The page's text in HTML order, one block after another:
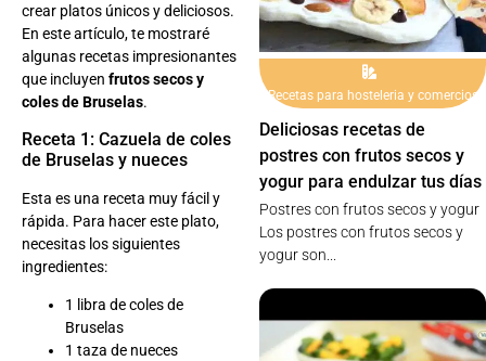
crear platos únicos y deliciosos.
En este artículo, te mostraré
algunas recetas impresionantes
que incluyen frutos secos y
coles de Bruselas.
Receta 1: Cazuela de coles
de Bruselas y nueces
Esta es una receta muy fácil y
rápida. Para hacer este plato,
necesitas los siguientes
ingredientes:
1 libra de coles de
Bruselas
1 taza de nueces
Recetas para hosteleria y comercios
Deliciosas recetas de
postres con frutos secos y
yogur para endulzar tus días
Postres con frutos secos y yogur
Los postres con frutos secos y
yogur son...